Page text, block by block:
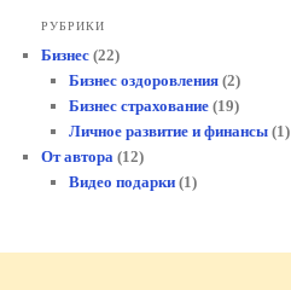
РУБРИКИ
Бизнес (22)
Бизнес оздоровления(2)
Бизнес страхование(19)
Личное развитие и финансы(1)
От автора (12)
Видео подарки(1)